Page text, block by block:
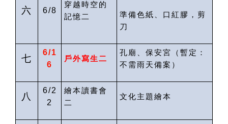
六 6/8
穿越時空的
記憶二
準備色紙、口紅膠，剪
刀
七
6/1
6
戶外寫生二
孔廟、保安宮（暫定：
不需雨天備案 ）
八
6/2
2
繪本讀書會
二
文化主題繪本